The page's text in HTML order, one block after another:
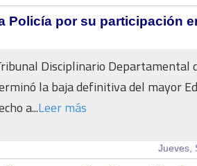
Policía por su participación
Disciplinario Departamental
la baja definitiva del mayor
a...Leer más
Jueves,